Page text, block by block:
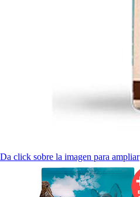
Da click sobre la imagen para ampliar